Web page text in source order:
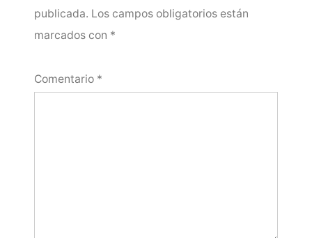
publicada. Los campos obligatorios están
marcados con *
Comentario *